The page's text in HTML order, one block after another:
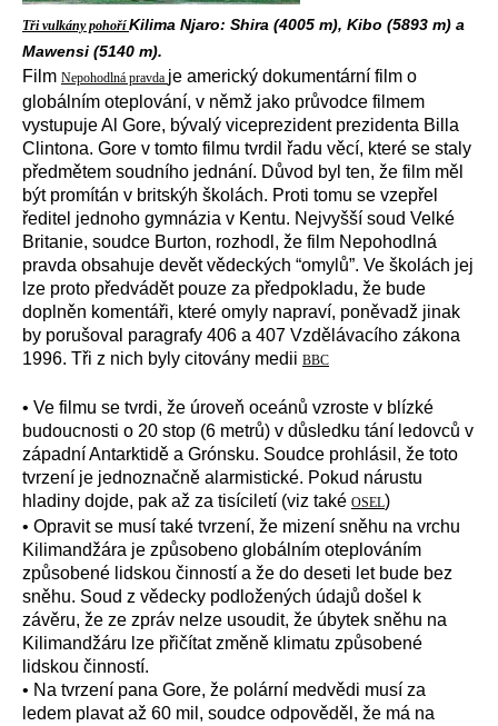
Tři vulkány pohoříKilima Njaro: Shira (4005 m), Kibo (5893 m) a
Mawensi (5140 m).
Film Nepohodlná pravda je americký dokumentární film o
globálním oteplování, v němž jako průvodce filmem
vystupuje Al Gore, bývalý viceprezident prezidenta Billa
Clintona. Gore v tomto filmu tvrdil řadu věcí, které se staly
předmětem soudního jednání. Důvod byl ten, že film měl
být promítán v britskýh školách. Proti tomu se vzepřel
ředitel jednoho gymnázia v Kentu. Nejvyšší soud Velké
Britanie, soudce Burton, rozhodl, že film Nepohodlná
pravda obsahuje devět vědeckých “omylů”. Ve školách jej
lze proto předvádět pouze za předpokladu, že bude
doplněn komentáři, které omyly napraví, poněvadž jinak
by porušoval paragrafy 406 a 407 Vzdělávacího zákona
1996. Tři z nich byly citovány medii BBC
• Ve filmu se tvrdi, že úroveň oceánů vzroste v blízké
budoucnosti o 20 stop (6 metrů) v důsledku tání ledovců v
západní Antarktidě a Grónsku. Soudce prohlásil, že toto
tvrzení je jednoznačně alarmistické. Pokud nárustu
hladiny dojde, pak až za tisíciletí (viz také OSEL)
• Opravit se musí také tvrzení, že mizení sněhu na vrchu
Kilimandžára je způsobeno globálním oteplováním
způsobené lidskou činností a že do deseti let bude bez
sněhu. Soud z vědecky podložených údajů došel k
závěru, že ze zpráv nelze usoudit, že úbytek sněhu na
Kilimandžáru lze přičítat změně klimatu způsobené
lidskou činností.
• Na tvrzení pana Gore, že polární medvědi musí za
ledem plavat až 60 mil, soudce odpověděl, že má na